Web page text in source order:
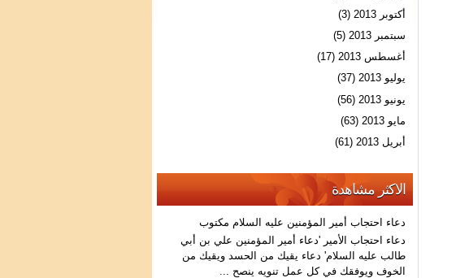
أكتوبر 2013
(3)
سبتمبر 2013
(5)
أغسطس 2013
(17)
يوليو 2013
(37)
يونيو 2013
(56)
مايو 2013
(63)
أبريل 2013
(61)
الاكثر مشاهدة
دعاء احتجاب أمير المؤمنين عليه السلام مكتوب
دعاء احتجاب الأمير 'دعاء أمير المؤمنين علي بن أبي
طالب عليه السلام' دعاء يقيك من الحسد ويقيك من
الخوف ويوفقك في كل عمل تنويه ينصح ...